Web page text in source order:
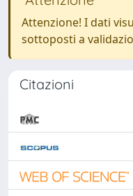
Attenzione! I dati
sottoposti a
Citazioni